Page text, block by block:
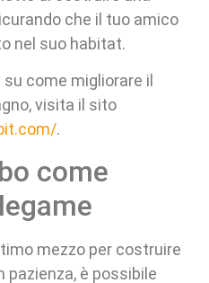
che il tuo amico
nel suo habitat.
come migliorare il
visita il sito
.
come
mezzo per costruire
pazienza, è possibile